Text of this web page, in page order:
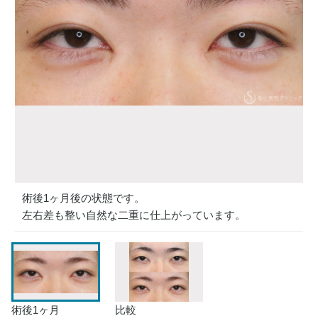
術後1ヶ月後の状態です。
左右差も整い自然な二重に仕上がっています。
術後1ヶ月 比較